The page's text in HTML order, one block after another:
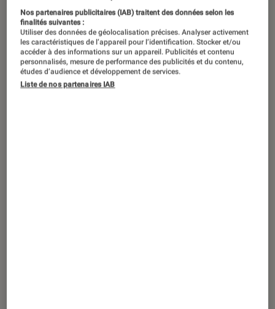
3 jeux de société pour lutter contre le
stress de la rentrée 2026
ACTU
Figurines et jeux • 06 jan. 2026
Nos partenaires publicitaires (IAB) traitent des données selon les
finalités suivantes :
Utiliser des données de géolocalisation précises. Analyser activement
les caractéristiques de l’appareil pour l’identification. Stocker et/ou
accéder à des informations sur un appareil. Publicités et contenu
personnalisés, mesure de performance des publicités et du contenu,
études d’audience et développement de services.
Liste de nos partenaires IAB